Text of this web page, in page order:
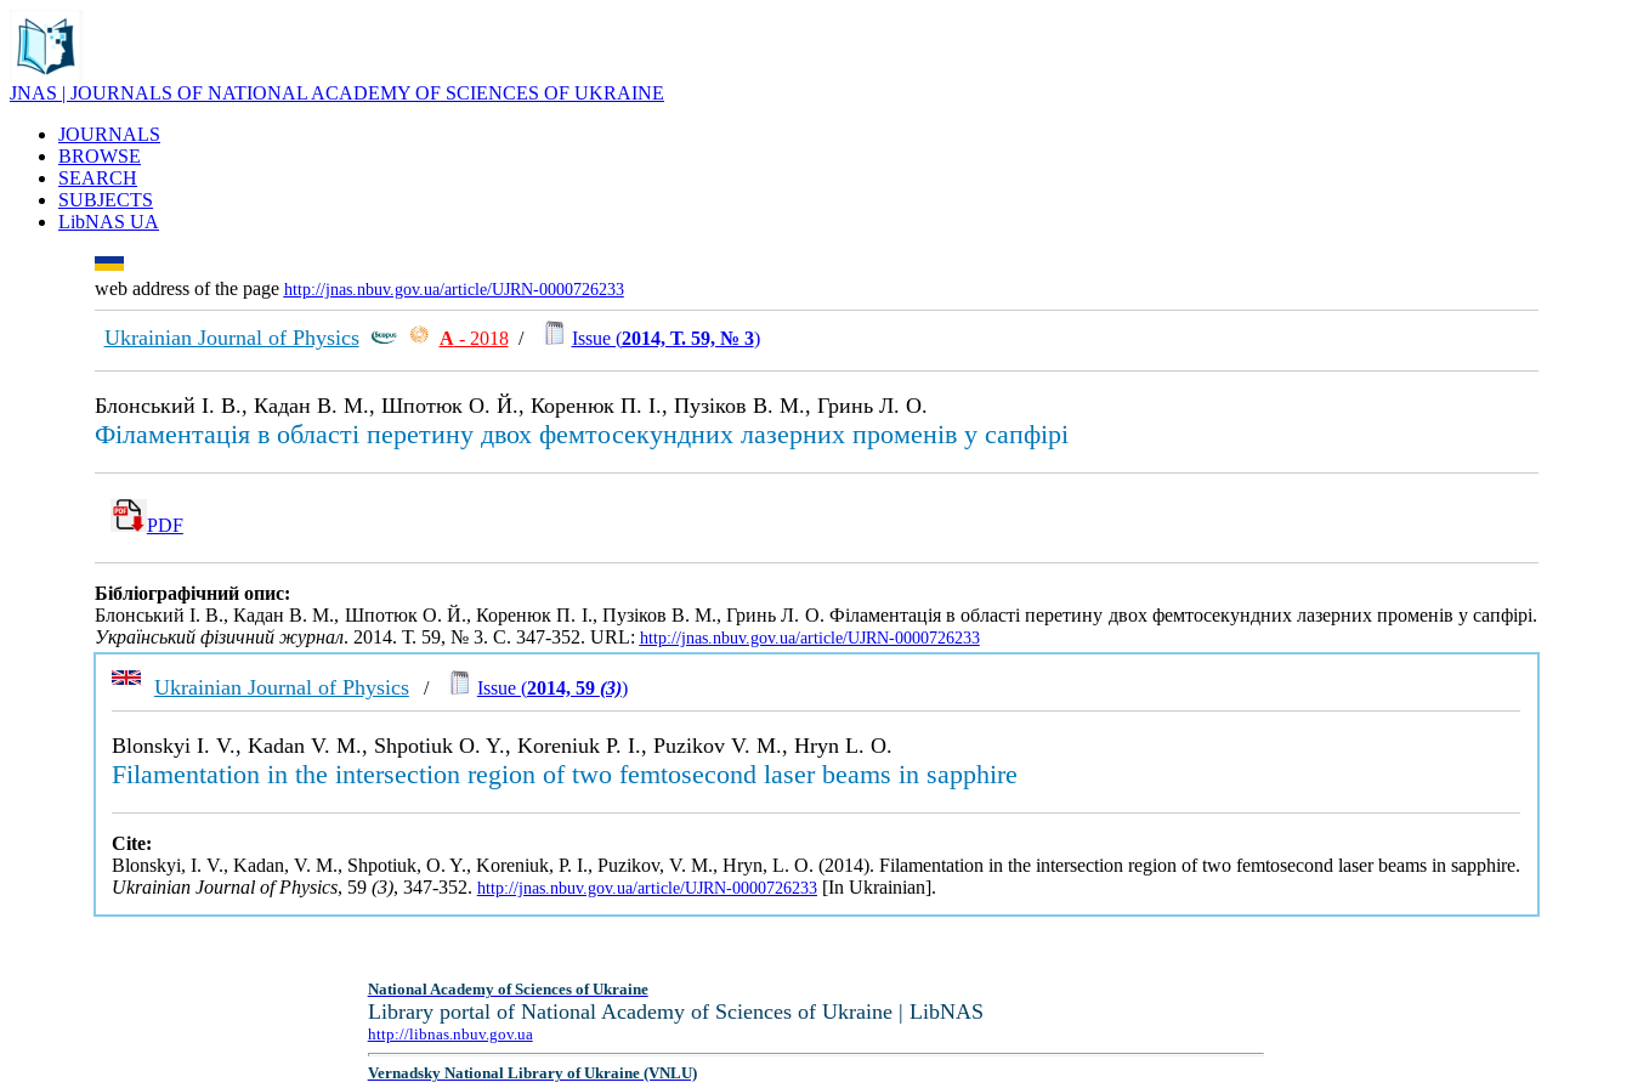
JNAS | JOURNALS OF NATIONAL ACADEMY OF SCIENCES OF UKRAINE
JOURNALS
BROWSE
SEARCH
SUBJECTS
LibNAS UA
web address of the page http://jnas.nbuv.gov.ua/article/UJRN-0000726233
Ukrainian Journal of Physics А - 2018/ Issue (2014, Т. 59, № 3)
Блонський І. В., Кадан В. М., Шпотюк О. Й., Коренюк П. І., Пузiков В. М., Гринь Л. О.
Фiламентацiя в областi перетину двох фемтосекундних лазерних променiв у сапфiрi
PDF
Бібліографічний опис:
Блонський І. В., Кадан В. М., Шпотюк О. Й., Коренюк П. І., Пузiков В. М., Гринь Л. О. Фiламентацiя в областi перетину двох фемтосекундних лазерних променiв у сапфiрi.
Український фізичний журнал. 2014. Т. 59, № 3. С. 347-352. URL: http://jnas.nbuv.gov.ua/article/UJRN-0000726233
Ukrainian Journal of Physics/ Issue (2014, 59 (3))
Blonskyi I. V., Kadan V. M., Shpotiuk O. Y., Koreniuk P. I., Puzikov V. M., Hryn L. O.
Filamentation in the intersection region of two femtosecond laser beams in sapphire
Cite:
Blonskyi, I. V., Kadan, V. M., Shpotiuk, O. Y., Koreniuk, P. I., Puzikov, V. M., Hryn, L. O. (2014). Filamentation in the intersection region of two femtosecond laser beams in sapphire.
Ukrainian Journal of Physics, 59 (3), 347-352. http://jnas.nbuv.gov.ua/article/UJRN-0000726233[In Ukrainian].
National Academy of Sciences of Ukraine
Library portal of National Academy of Sciences of Ukraine | LibNAS
http://libnas.nbuv.gov.ua
Vernadsky National Library of Ukraine (VNLU)